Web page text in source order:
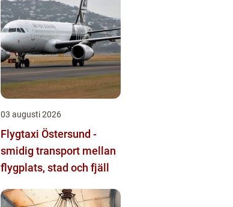
03 augusti 2026
Flygtaxi Östersund -
smidig transport mellan
flygplats, stad och fjäll